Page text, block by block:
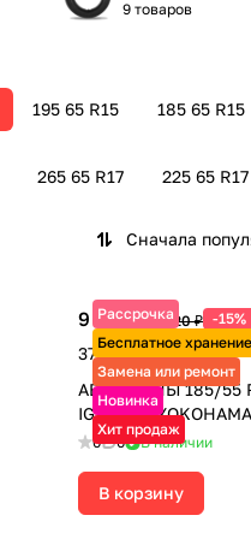
9 товаров
195 65 R15 185 65 R15
265 65 R17 225 65 R17
Сначала
Рассрочка
Бесплатное хранение
Замена или ремонт
Новинка
Хит продаж
9 365 ₽11 020 ₽ -15%
37 460 ₽ за 4 шт.
АВТОШИНЫ 185/55
IG70 83Q YOKOHAMA
0 0 В наличии
В корзину